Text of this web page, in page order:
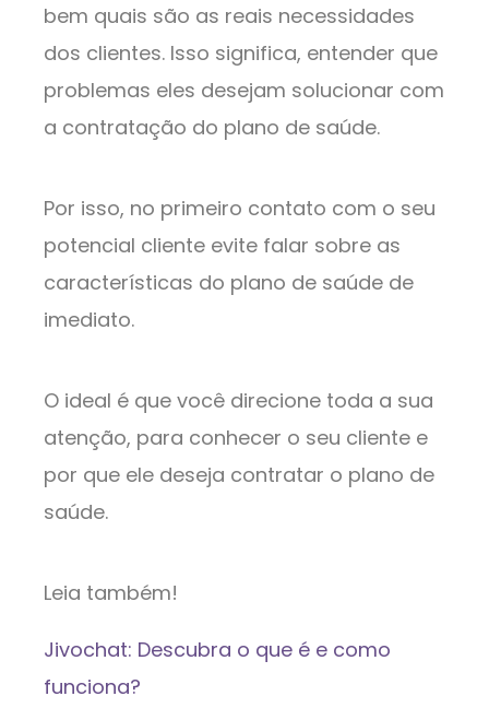
bem quais são as reais necessidades
dos clientes. Isso significa, entender que
problemas eles desejam solucionar com
a contratação do plano de saúde.
Por isso, no primeiro contato com o seu
potencial cliente evite falar sobre as
características do plano de saúde de
imediato.
O ideal é que você direcione toda a sua
atenção, para conhecer o seu cliente e
por que ele deseja contratar o plano de
saúde.
Leia também!
Jivochat: Descubra o que é e como
funciona?